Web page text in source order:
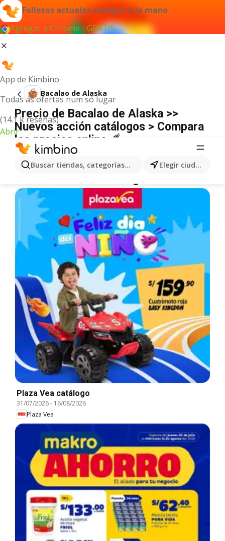
Folletos actuales siempre a la mano
Agregar a Chrome - GRATIS
App de Kimbino
Todas as ofertas num só lugar
(14.1 k reseñas)
Abrir
Buscar tiendas, categorías, productos... Elegir ciudad
Bacalao de Alaska
Precio de Bacalao de Alaska >>
Nuevos acción catálogos > Compara
los precios online ☄️
No hemos encontrado resultados para este
término.
Plaza Vea catálogo
31/07/2026- 16/08/2026
Plaza Vea